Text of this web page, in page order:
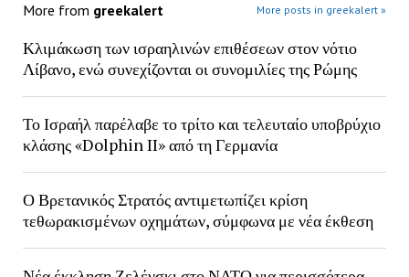
More from greekalert More posts in greekalert »
Κλιμάκωση των ισραηλινών επιθέσεων στον νότιο
Λίβανο, ενώ συνεχίζονται οι συνομιλίες της Ρώμης
Το Ισραήλ παρέλαβε το τρίτο και τελευταίο υποβρύχιο
κλάσης «Dolphin II» από τη Γερμανία
Ο Βρετανικός Στρατός αντιμετωπίζει κρίση
τεθωρακισμένων οχημάτων, σύμφωνα με νέα έκθεση